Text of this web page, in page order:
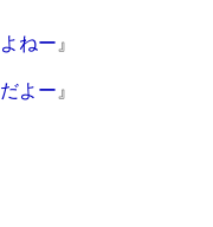
ねー 』
よー 』